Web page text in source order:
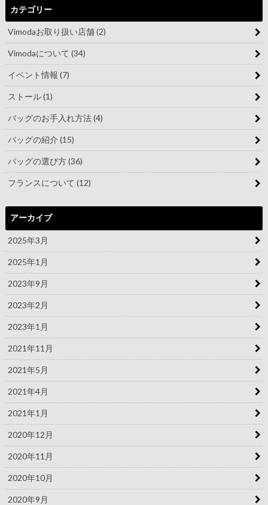
カテゴリー
Vimodaお取り扱い店舗(2)
Vimodaについて(34)
イベント情報(7)
ストール(1)
バッグのお手入れ方法(4)
バッグの紹介(15)
バッグの選び方(36)
フランスについて(12)
アーカイブ
2025年3月
2025年1月
2023年9月
2023年2月
2023年1月
2021年11月
2021年5月
2021年4月
2021年1月
2020年12月
2020年11月
2020年10月
2020年9月